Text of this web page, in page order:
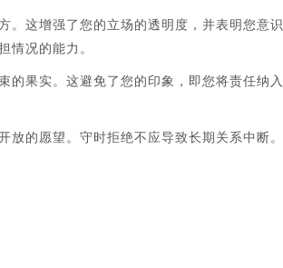
。这增强了您的立场的透明度，并表明您意
况的能力。
的果实。这避免了您的印象，即您将责任纳
的愿望。守时拒绝不应导致长期关系中断。